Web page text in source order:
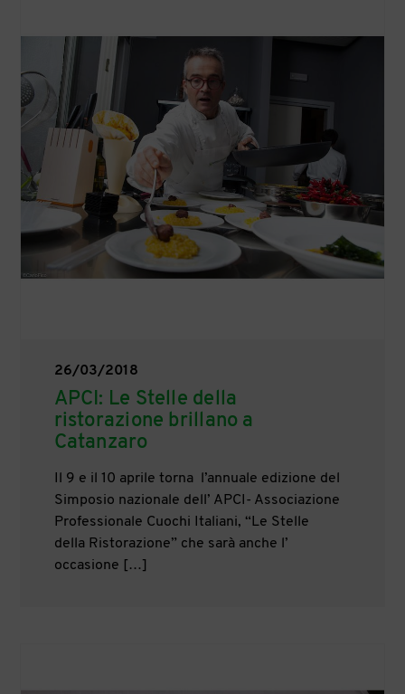
26/03/2018
APCI: Le Stelle della
ristorazione brillano a
Catanzaro
Il 9 e il 10 aprile torna l’annuale edizione del
Simposio nazionale dell’ APCI- Associazione
Professionale Cuochi Italiani, “Le Stelle
della Ristorazione” che sarà anche l’
occasione […]